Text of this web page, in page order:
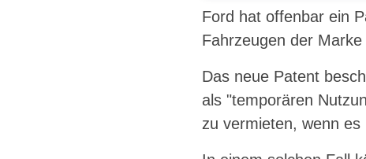
Ford hat offenbar ein
Fahrzeugen der
Das neue Patent
als "temporären
zu vermieten, wenn